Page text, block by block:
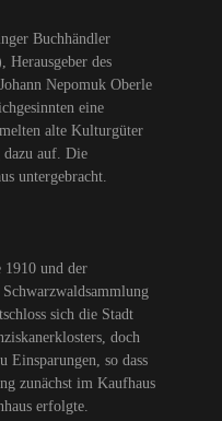
Buchhändler
Herausgeber des
Nepomuk Oberle
eine
alte Kulturgüter
auf. Die
untergebracht.
und der
sich die Stadt
doch
Einsparungen, so dass
zunächst im Kaufhaus
erfolgte.